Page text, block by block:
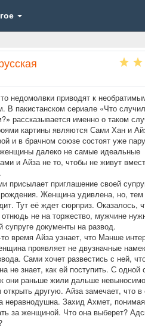
недомолвки приводят к
В пакистанском сериале «Что
рассказывается именно о таком
картины являются Сами Хан и
и в брачном союзе состоят уже
далеко не самые идеальные
и Айза не то, чтобы не живут
присылает приглашение своей
Женщина удивлена, но, тем
Тут её ждет сюрприз. Оказалось,
отнюдь не на торжество, мужчине
супруге документы на развод.
время Айза узнает, что Манше
проявляет не двузначные
Сами хочет развестись с ней,
не знает, как ей поступить. С одной
они раньше жили дальше
другую. Айза замечает, что в
неравнодушна. Захид Ахмет,
за женщиной. Что она выберет?